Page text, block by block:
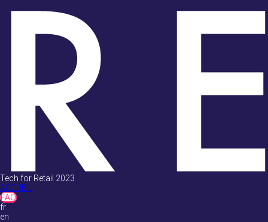
Tech for Retail 2023
ACCUEIL
FAQ
fr
en